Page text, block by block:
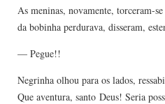
As meninas, novamente, torceram-
da bobinha perdurava, disseram,
— Pegue!!
Negrinha olhou para os lados,
Que aventura, santo Deus! Seria